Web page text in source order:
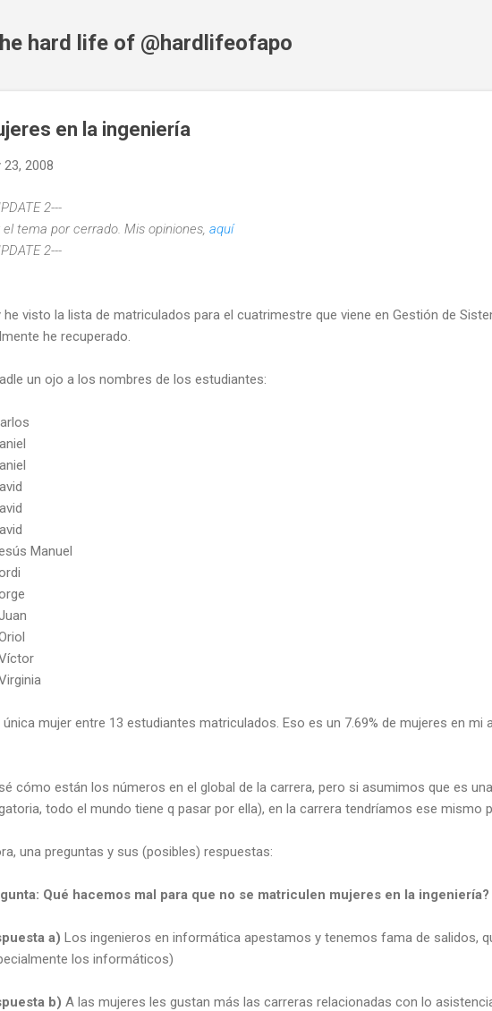
hard life of @hardlifeofapo
en la ingeniería
23, 2008
2---
el tema por cerrado. Mis opiniones, aquí
2---
he visto la lista de matriculados para el cuatrimestre que viene en Gestión de
he recuperado.
un ojo a los nombres de los estudiantes:
Manuel
única mujer entre 13 estudiantes matriculados. Eso es un 7.69% de mujeres en mi
cómo están los números en el global de la carrera, pero si asumimos que es
todo el mundo tiene q pasar por ella), en la carrera tendríamos ese mismo
una preguntas y sus (posibles) respuestas:
Qué hacemos mal para que no se matriculen mujeres en la
a) Los ingenieros en informática apestamos y tenemos fama de salidos,
los informáticos)
b) A las mujeres les gustan más las carreras relacionadas con lo